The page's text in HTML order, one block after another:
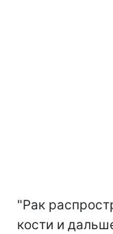
"Рак
кости и